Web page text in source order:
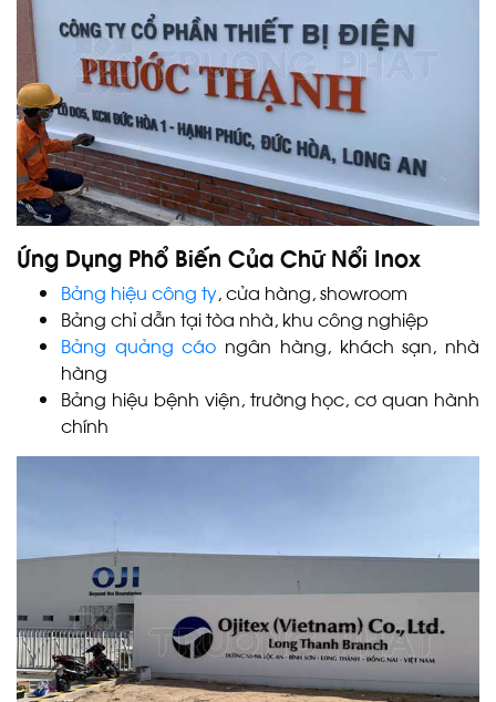
Ứng Dụng Phổ Biến Của Chữ Nổi Inox
Bảng hiệu công ty, cửa hàng, showroom
Bảng chỉ dẫn tại tòa nhà, khu công nghiệp
Bảng quảng cáo ngân hàng, khách sạn, nhà
hàng
Bảng hiệu bệnh viện, trường học, cơ quan hành
chính